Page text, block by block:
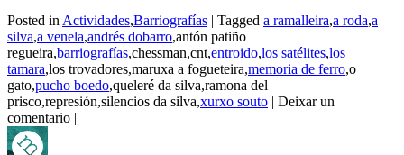
Posted in Actividades,Barriografías | Tagged a ramalleira,a roda,a
silva,a venela,andrés dobarro,antón patiño
regueira,barriografías,chessman,cnt,entroido,los satélites,los
tamara,los trovadores,maruxa a fogueteira,memoria de ferro,o
gato,pucho boedo,queleré da silva,ramona del
prisco,represión,silencios da silva,xurxo souto | Deixar un
comentario |